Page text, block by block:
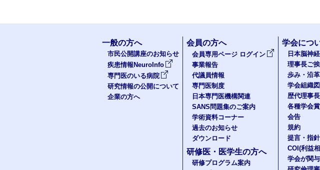
一般の方へ
市民公開講座のお知らせ
疾患情報NeuroInfo
専門医のいる病院
研究情報の公開について
企業の方へ
会員の方へ
会員専用ページ ログイン
事業報告
代議員情報
専門医制度
日本専門医機構関連
SANS問題集のご案内
学術資料コーナー
過去のお知らせ
ダウンロード
研修医・医学生の方へ
研修プログラム案内
学会につ
日本脳神
理事長ご
歩み・沿革
学会組織
歴代理事
各種学会
会告
規約
提言・指針
COI(利益
学会が関